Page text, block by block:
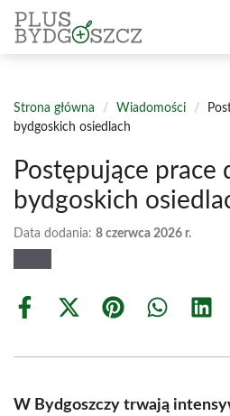
Przejdź
do
treści
Strona główna / Wiadomości /
bydgoskich osiedlach
Postępujące prace
bydgoskich
Data dodania: 8 czerwca 2026 r.
Share
Share
(Twitter)
Share Share
W Bydgoszczy trwają